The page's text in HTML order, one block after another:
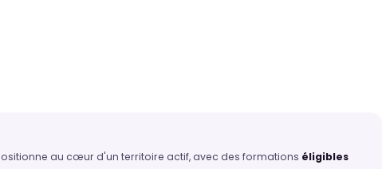
au cœur d'un territoire actif, avec des formations éligibles